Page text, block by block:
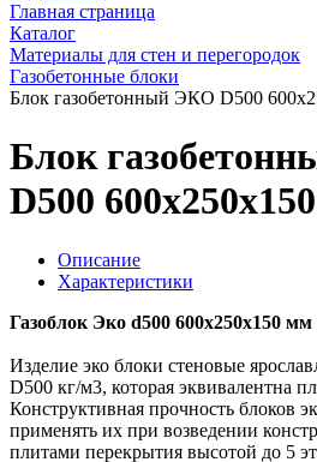
Главная страница
Каталог
Материалы для стен и перегородок
Газобетонные блоки
Блок газобетонный ЭКО D500
Блок
D500
Описание
Характеристики
Газоблок Эко d500 600х250х150 мм
Изделие эко блоки стеновые
D500 кг/м3, которая эквивалентна
Конструктивная прочность блоков
применять их при возведении
плитами перекрытия высотой до 5